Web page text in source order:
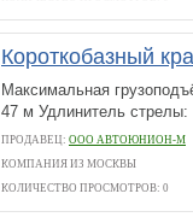
Короткобазный
Максимальная
47 м Удлинитель стрелы:
ПРОДАВЕЦ: ООО АВТОЮНИОН-М
КОМПАНИЯ ИЗ МОСКВЫ
КОЛИЧЕСТВО ПРОСМОТРОВ: 0